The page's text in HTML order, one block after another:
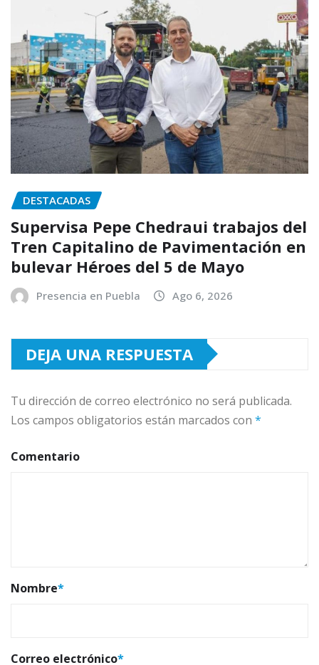
DESTACADAS
Supervisa Pepe Chedraui trabajos del
Tren Capitalino de Pavimentación en
bulevar Héroes del 5 de Mayo
Presencia en Puebla Ago 6, 2026
DEJA UNA RESPUESTA
Tu dirección de correo electrónico no será publicada.
Los campos obligatorios están marcados con *
Comentario
Nombre*
Correo electrónico*